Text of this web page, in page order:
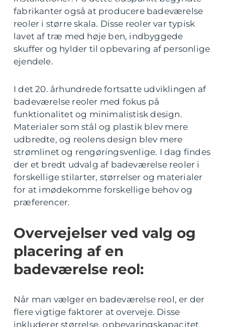
fabrikanter også at producere badeværelse
reoler i større skala. Disse reoler var typisk
lavet af træ med høje ben, indbyggede
skuffer og hylder til opbevaring af personlige
ejendele.
I det 20. århundrede fortsatte udviklingen af
badeværelse reoler med fokus på
funktionalitet og minimalistisk design.
Materialer som stål og plastik blev mere
udbredte, og reolens design blev mere
strømlinet og rengøringsvenlige. I dag findes
der et bredt udvalg af badeværelse reoler i
forskellige stilarter, størrelser og materialer
for at imødekomme forskellige behov og
præferencer.
Overvejelser ved valg og
placering af en
badeværelse reol:
Når man vælger en badeværelse reol, er der
flere vigtige faktorer at overveje. Disse
inkluderer størrelse, opbevaringskapacitet,